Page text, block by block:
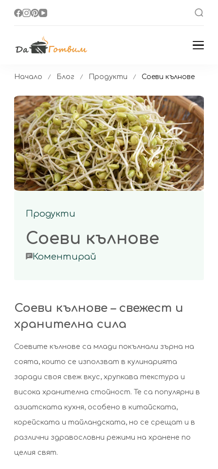
Начало Блог Продукти Соеви кълнове
Продукти
Соеви кълнове
Коментирай
Соеви кълнове – свежест и
хранителна сила
Соевите кълнове са млади покълнали зърна на
соята, които се използват в кулинарията
заради своя свеж вкус, хрупкава текстура и
висока хранителна стойност. Те са популярни в
азиатската кухня, особено в китайската,
корейската и тайландската, но се срещат и в
различни здравословни режими на хранене по
целия свят.